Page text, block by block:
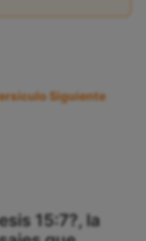
Siguiente
15:7?, la